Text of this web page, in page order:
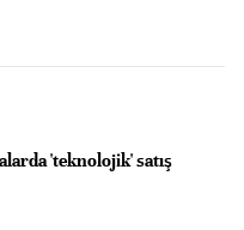
'teknolojik' satış